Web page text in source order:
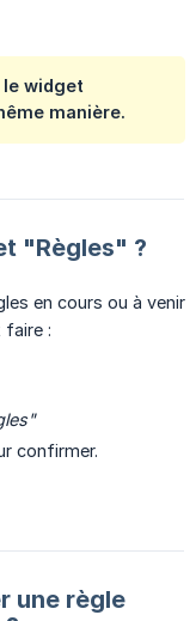
le widget
manière.
"Règles" ?
en cours ou à venir
faire :
confirmer.
une règle